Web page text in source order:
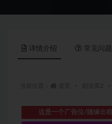
详情介绍 常见问题
这是一个广告位/随缘出租